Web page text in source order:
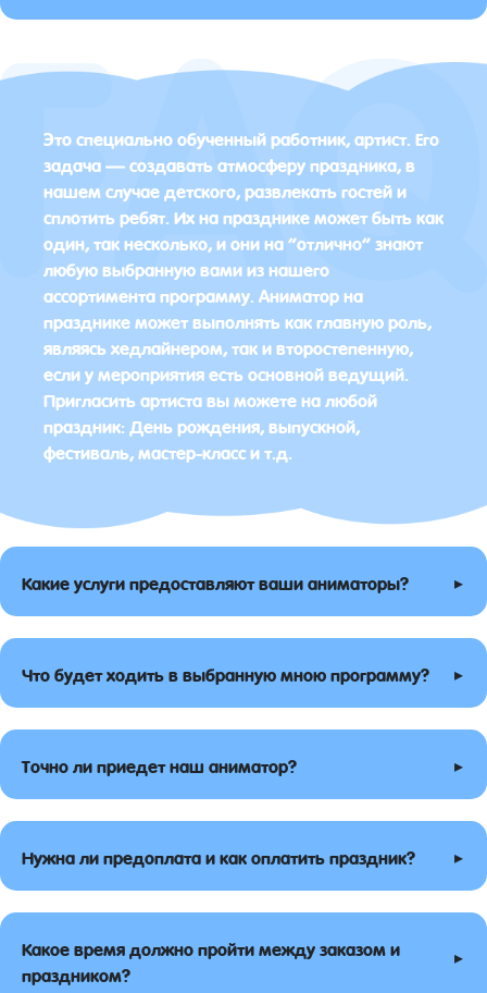
Это специально обученный работник, артист. Его
задача — создавать атмосферу праздника, в
нашем случае детского, развлекать гостей и
сплотить ребят. Их на празднике может быть как
один, так несколько, и они на “отлично” знают
любую выбранную вами из нашего
ассортимента программу. Аниматор на
празднике может выполнять как главную роль,
являясь хедлайнером, так и второстепенную,
если у мероприятия есть основной ведущий.
Пригласить артиста вы можете на любой
праздник: День рождения, выпускной,
фестиваль, мастер-класс и т.д.
Какие услуги предоставляют ваши аниматоры? ▸
Что будет ходить в выбранную мною программу? ▸
Точно ли приедет наш аниматор? ▸
Нужна ли предоплата и как оплатить праздник? ▸
Какое время должно пройти между заказом и
праздником?
▸